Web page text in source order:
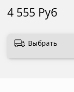
4 555 Руб
Выбрать